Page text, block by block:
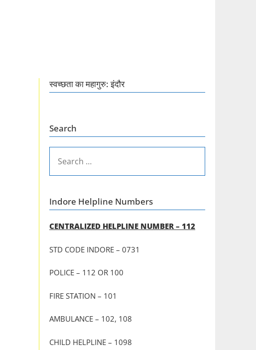
स्वच्छता का महागुरु: इंदौर
Search
FOR:
Indore Helpline Numbers
CENTRALIZED HELPLINE NUMBER – 112
STD CODE INDORE – 0731
POLICE – 112 OR 100
FIRE STATION – 101
AMBULANCE – 102, 108
CHILD HELPLINE – 1098